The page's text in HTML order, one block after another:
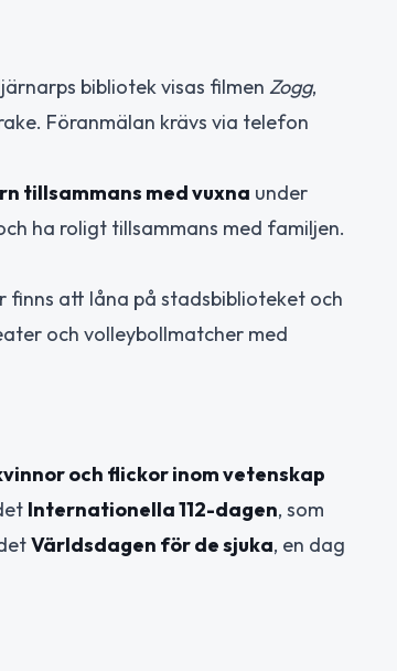
bibliotek visas filmen Zogg,
Föranmälan krävs via telefon
tillsammans med vuxna under
ha roligt tillsammans med familjen.
finns att låna på stadsbiblioteket och
och volleybollmatcher med
och flickor inom vetenskap
Internationella 112-dagen, som
Världsdagen för de sjuka, en dag